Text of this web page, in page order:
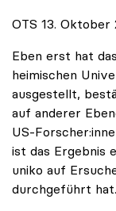
OTS 13. Oktober
Eben erst hat
heimischen
ausgestellt,
auf anderer
US-
ist das Ergebnis
uniko auf
durchgeführt hat.